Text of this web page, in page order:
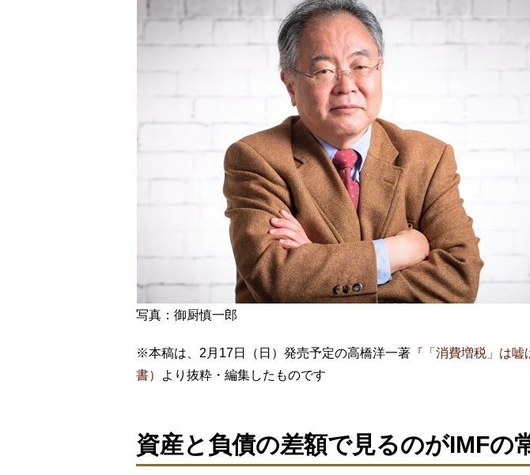
写真：御厨慎一郎
※本稿は、2月17日（日）発売予定の高橋洋一著 『「消費増税」は
書）
より抜粋・編集したものです
資産と負債の差額で見るのがIMFの